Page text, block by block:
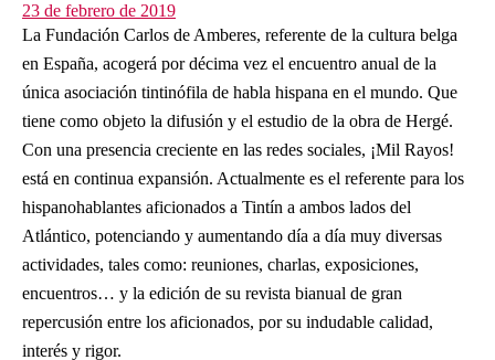
23 de febrero de 2019
La Fundación Carlos de Amberes, referente de la cultura belga
en España, acogerá por décima vez el encuentro anual de la
única asociación tintinófila de habla hispana en el mundo. Que
tiene como objeto la difusión y el estudio de la obra de Hergé.
Con una presencia creciente en las redes sociales, ¡Mil Rayos!
está en continua expansión. Actualmente es el referente para los
hispanohablantes aficionados a Tintín a ambos lados del
Atlántico, potenciando y aumentando día a día muy diversas
actividades, tales como: reuniones, charlas, exposiciones,
encuentros… y la edición de su revista bianual de gran
repercusión entre los aficionados, por su indudable calidad,
interés y rigor.